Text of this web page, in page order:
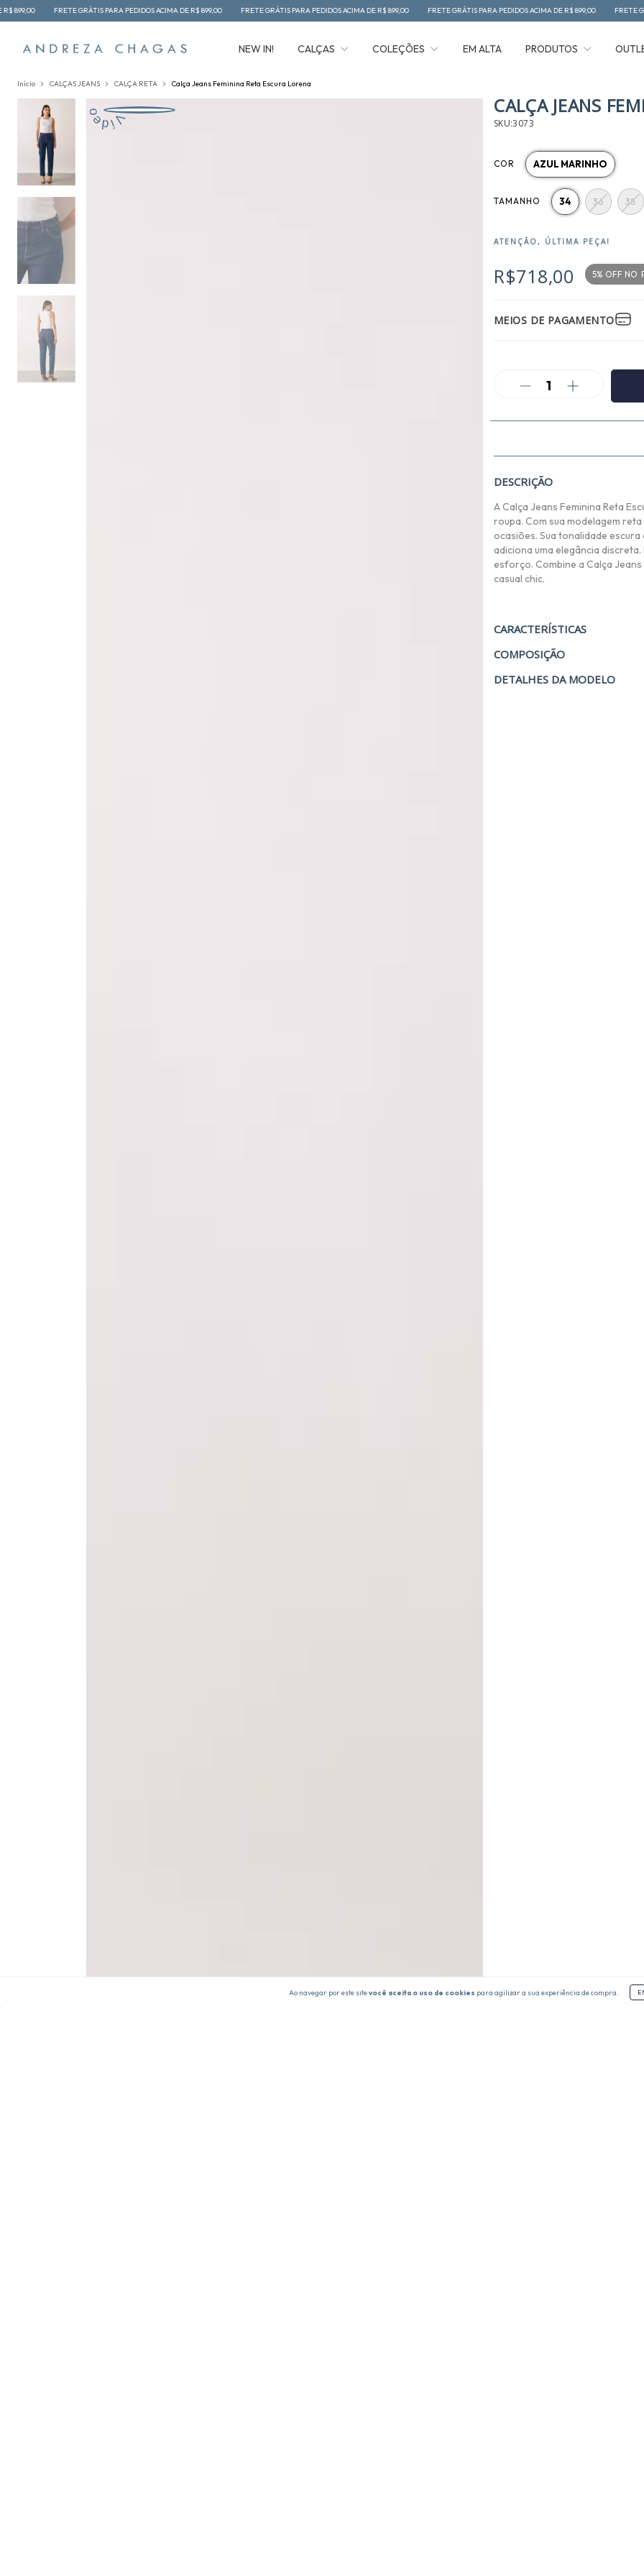
GRÁTIS PARA PEDIDOS ACIMA DE R$ 899,00 FRETE GRÁTIS PARA PEDIDOS ACIMA DE R$ 899,00 FRETE GRÁTIS PARA PEDIDOS ACIMA DE R$ 899,00 FRETE GRÁTIS PARA PEDIDOS
NEW IN! CALÇAS COLEÇÕES EM ALTA PRODUTOS
Ao navegar por este sitevocê aceita o uso de cookies para agilizar a sua experiência de compra.
Início CALÇAS JEANS CALÇA RETA Calça Jeans Feminina Reta Escura Lorena
CALÇA JEANS
SKU:3073
TAMANHO 34 36 38
COR AZUL MARINHO
ATENÇÃO, ÚLTIMA PEÇA!
R$718,00 5% OFF NO
MEIOS DE PAGAMENTO
DESCRIÇÃO
A Calça Jeans Feminina Reta
roupa. Com sua modelagem
ocasiões. Sua tonalidade
adiciona uma elegância
esforço. Combine a Calça
casual chic.
CARACTERÍSTICAS
COMPOSIÇÃO
DETALHES DA MODELO